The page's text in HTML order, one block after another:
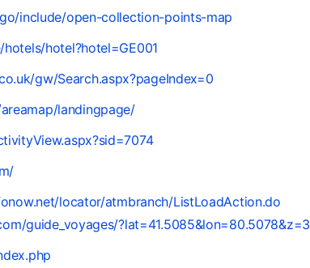
include/open-collection-points-map
hotel?hotel=GE001
gw/Search.aspx?pageIndex=0
landingpage/
locator/atmbranch/ListLoadAction.do
guide_voyages/?lat=41.5085&lon=80.5078&z=3